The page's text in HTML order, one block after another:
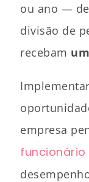
ou ano —
divisão de
recebam um
empresa
funcionário